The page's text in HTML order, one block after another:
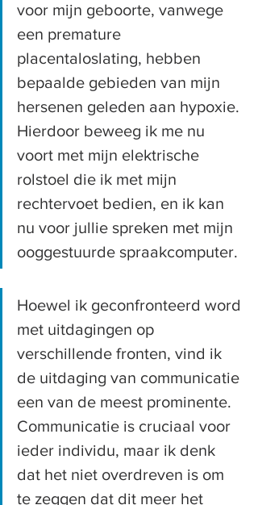
voor mijn geboorte, vanwege
een premature
placentaloslating, hebben
bepaalde gebieden van mijn
hersenen geleden aan hypoxie.
Hierdoor beweeg ik me nu
voort met mijn elektrische
rolstoel die ik met mijn
rechtervoet bedien, en ik kan
nu voor jullie spreken met mijn
ooggestuurde spraakcomputer.
Hoewel ik geconfronteerd word
met uitdagingen op
verschillende fronten, vind ik
de uitdaging van communicatie
een van de meest prominente.
Communicatie is cruciaal voor
ieder individu, maar ik denk
dat het niet overdreven is om
te zeggen dat dit meer het